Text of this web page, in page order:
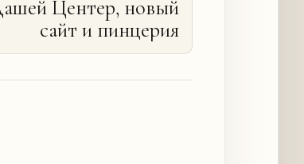
Центер, новый
сайт и пинцерия